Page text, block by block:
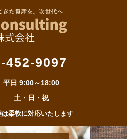
452-9097
平日 9:00～18:00
土・日・祝
柔軟に対応いたします